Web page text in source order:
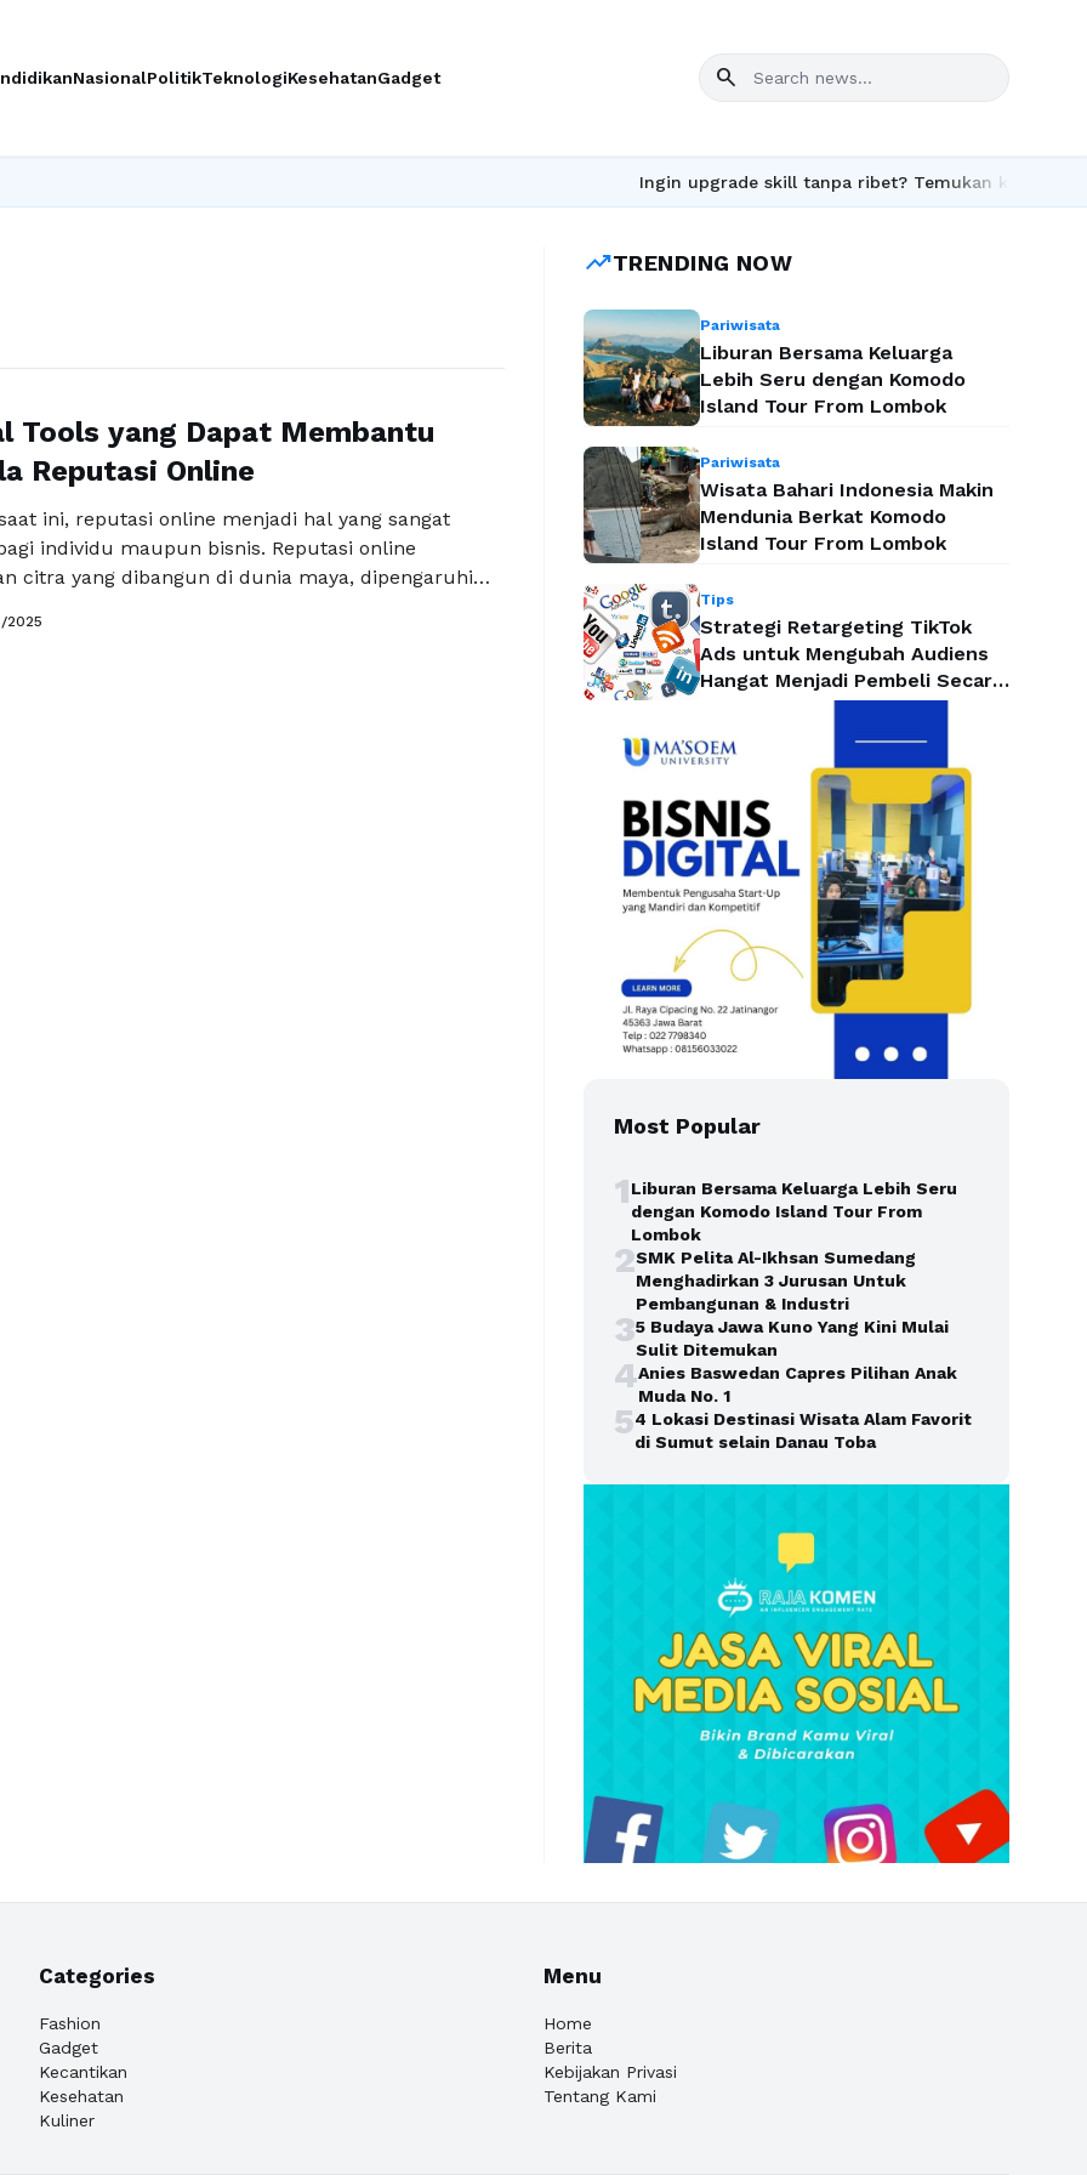
NasionalPolitikTeknologiKesehatanGadget search
Ingin upgrade skill tanpa ribet? Temukan kelas seru dan
Tools yang Dapat Membantu
Reputasi Online
ini, reputasi online menjadi hal yang sangat
individu maupun bisnis. Reputasi online
citra yang dibangun di dunia maya, dipengaruhi
itu, manajemen reputasi online menjadi
2025
trending_upTRENDING NOW
Pariwisata
Liburan Bersama Keluarga
Lebih Seru dengan Komodo
Island Tour From Lombok
Pariwisata
Wisata Bahari Indonesia Makin
Mendunia Berkat Komodo
Island Tour From Lombok
Tips
Strategi Retargeting TikTok
Ads untuk Mengubah Audiens
Hangat Menjadi Pembeli Secara
Most Popular
1Liburan Bersama Keluarga Lebih Seru
dengan Komodo Island Tour From
Lombok
2SMK Pelita Al-Ikhsan Sumedang
Menghadirkan 3 Jurusan Untuk
Pembangunan & Industri
35 Budaya Jawa Kuno Yang Kini Mulai
Sulit Ditemukan
4Anies Baswedan Capres Pilihan Anak
Muda No. 1
54 Lokasi Destinasi Wisata Alam Favorit
di Sumut selain Danau Toba
Categories
Fashion
Gadget
Kecantikan
Kesehatan
Kuliner
Menu
Home
Berita
Kebijakan Privasi
Tentang Kami